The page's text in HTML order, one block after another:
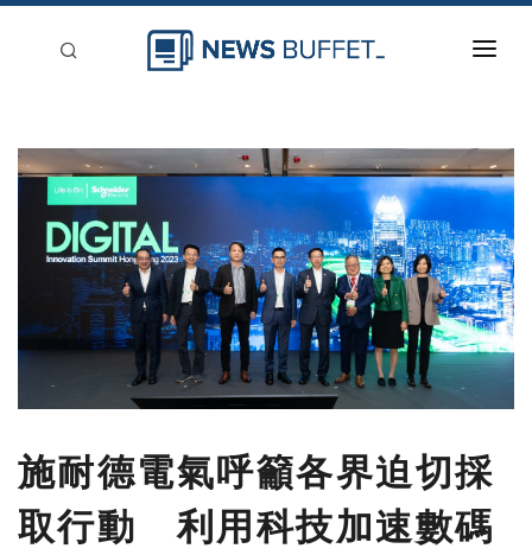
新聞稿分類
登入
刊登
施耐德電氣呼籲各界迫切採
取行動 利用科技加速數碼